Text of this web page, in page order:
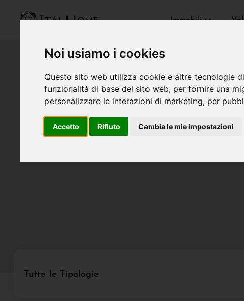
Noi usiamo i cookies
Questo sito web utilizza cookie e altre tecnologie
funzionalità di base del sito web, per fornire una
personalizzare le interazioni di marketing, per
Accetto Rifiuto Cambia le mie impostazioni
Immobili
Tutte le Tipologie